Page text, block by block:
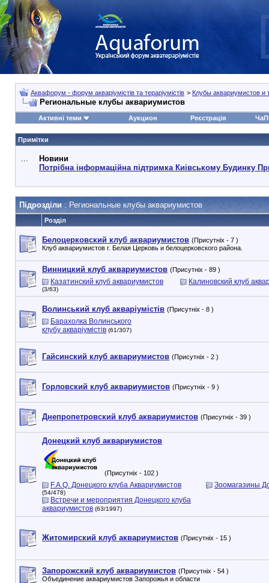
Аквафорум - форум акваріумістів та тераріумістів > Клубы аквариумистов и
Региональные клубы аквариумистов
Активні теми Аукцион Реєстрація
Примітки
...
Новини
Потрібна інформаційна підтримка Киівському Будинку
Підрозділи : Региональные клубы аквариумистов
Розділ
Белоцерковский клуб аквариумистов (Присутніх - 7 )
Клуб аквариумистов г. Белая Церковь и белоцерковского района.
Винницкий клуб аквариумистов (Присутніх - 89 )
Казатинский клуб аквариумистов
(3/63)
Калиновский клуб
Волинський клуб акваріумістів (Присутніх - 8 )
Барахолка Волинського
клубу акваріумістів (61/307)
Гайсинский клуб аквариумистов (Присутніх - 2 )
Горловский клуб аквариумистов (Присутніх - 9 )
Днепропетровский клуб аквариумистов (Присутніх - 39 )
Донецкий клуб аквариумистов
(Присутніх - 102 )
F.A.Q. Донецкого клуба Аквариумистов
(54/478)
Зоомагазины
Встречи и мероприятия Донецкого клуба
аквариумистов (63/1997)
Житомирский клуб аквариумистов (Присутніх - 15 )
Запорожский клуб аквариумистов (Присутніх - 54 )
Объединение аквариумистов Запорожья и области